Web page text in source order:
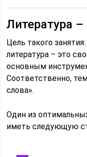
Литература
Цель такого
литература – это
основным
Соответственно,
слова».
Один из
иметь следующую